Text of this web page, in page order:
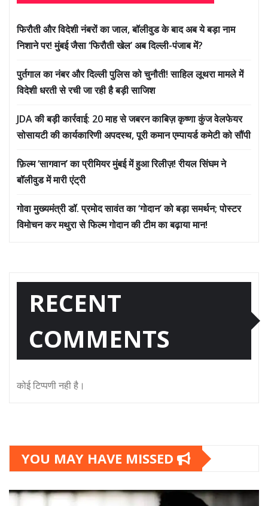
फिरौती और विदेशी नंबरों का जाल, बॉलीवुड के बाद अब ये बड़ा नाम
निशाने पर! मुंबई जैसा ‘फिरौती खेल’ अब दिल्ली-पंजाब में?
पुर्तगाल का नंबर और दिल्ली पुलिस को चुनौती! साहिल लूथरा मामले में
विदेशी धरती से रची जा रही है बड़ी साजिश
JDA की बड़ी कार्रवाई: 20 माह से जबरन काबिज़ कृष्णा कुंज वेलफेयर
सोसायटी की कार्यकारिणी अपदस्थ, पूरी कमान एम्पायर्ड कमेटी को सौंपी
फ़िल्म ‘सागवान’ का प्रीमियर मुंबई में हुआ रिलीज़! रीयल सिंघम ने
बॉलीवुड में मारी एंट्री
गोवा मुख्यमंत्री डॉ. प्रमोद सावंत का ‘गोदान’ को बड़ा समर्थन; पोस्टर
विमोचन कर मथुरा से फिल्म गोदान की टीम का बढ़ाया मान!
RECENT
COMMENTS
कोई टिप्पणी नही है।
YOU MAY HAVE MISSED